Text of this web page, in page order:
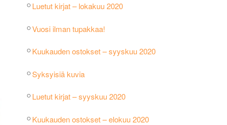
Luetut kirjat – lokakuu 2020
Vuosi ilman tupakkaa!
Kuukauden ostokset – syyskuu 2020
Syksyisiä kuvia
Luetut kirjat – syyskuu 2020
Kuukauden ostokset – elokuu 2020